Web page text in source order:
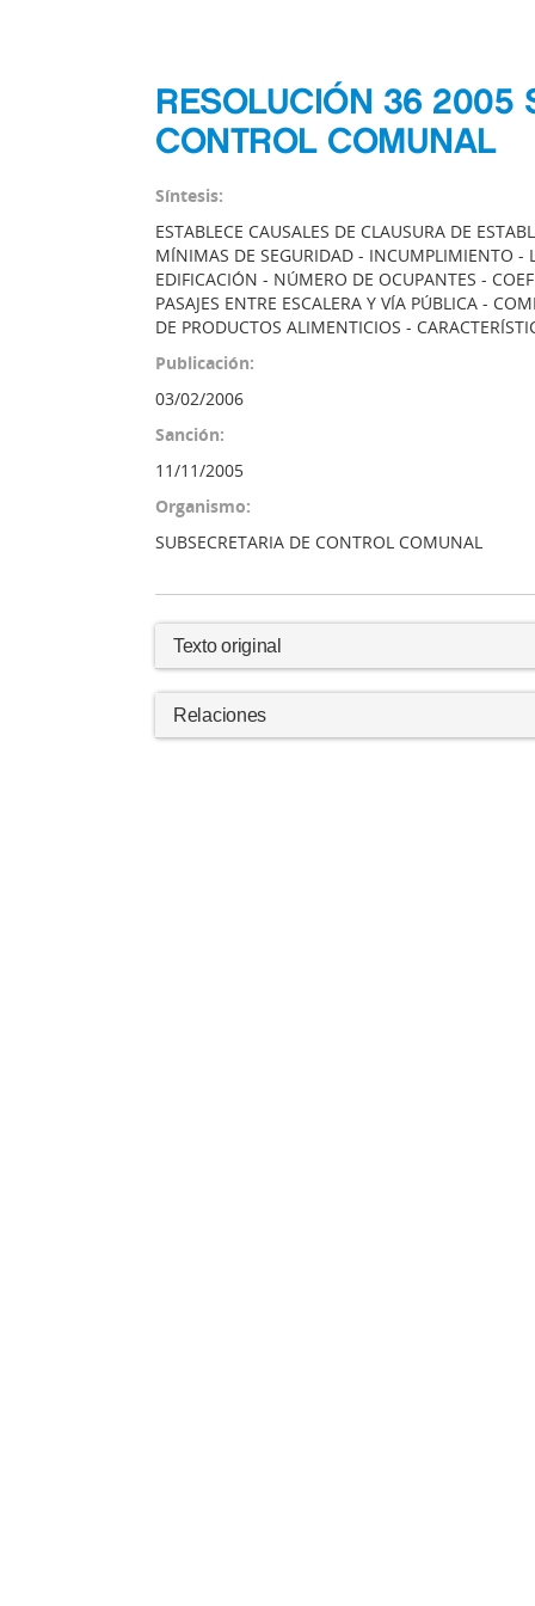
RESOLUCIÓN 36 2005
CONTROL COMUNAL
Síntesis:
ESTABLECE CAUSALES DE CLAUSURA DE
MÍNIMAS DE SEGURIDAD - INCUMPLIMIENTO -
EDIFICACIÓN - NÚMERO DE OCUPANTES -
PASAJES ENTRE ESCALERA Y VÍA PÚBLICA -
DE PRODUCTOS ALIMENTICIOS -
Publicación:
03/02/2006
Sanción:
11/11/2005
Organismo:
SUBSECRETARIA DE CONTROL COMUNAL
Texto original
Relaciones